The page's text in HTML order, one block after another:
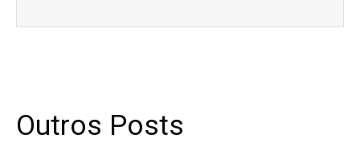
Outros Posts